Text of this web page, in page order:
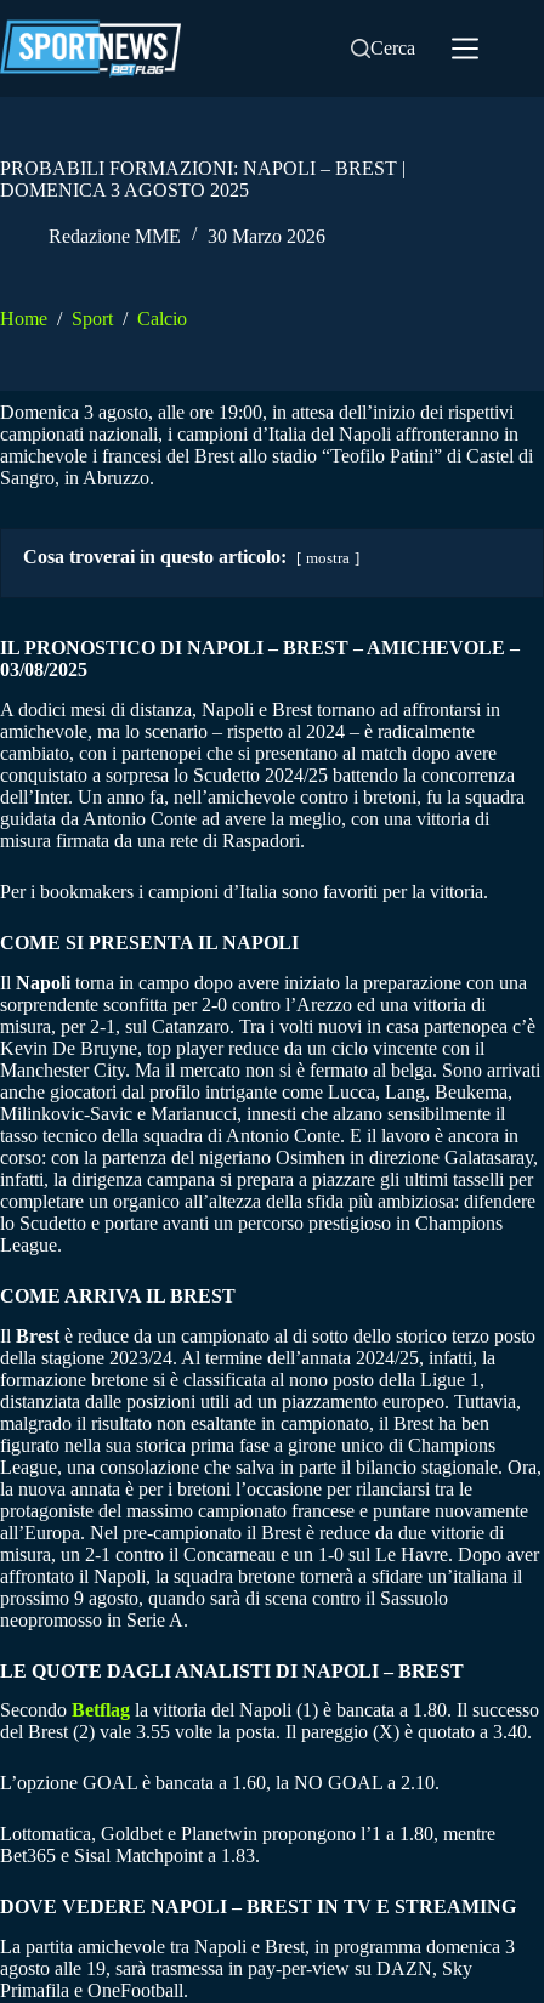
al
contenuto
Cerca
PROBABILI FORMAZIONI: NAPOLI – BREST |
DOMENICA 3 AGOSTO 2025
Redazione MME 30 Marzo 2026
Home / Sport / Calcio
Domenica 3 agosto, alle ore 19:00, in attesa dell’inizio dei rispettivi
campionati nazionali, i campioni d’Italia del Napoli affronteranno in
amichevole i francesi del Brest allo stadio “Teofilo Patini” di Castel di
Sangro, in Abruzzo.
Cosa troverai in questo articolo: mostra
IL PRONOSTICO DI NAPOLI – BREST– AMICHEVOLE –
03/08/2025
A dodici mesi di distanza, Napoli e Brest tornano ad affrontarsi in
amichevole, ma lo scenario – rispetto al 2024 – è radicalmente
cambiato, con i partenopei che si presentano al match dopo avere
conquistato a sorpresa lo Scudetto 2024/25 battendo la concorrenza
dell’Inter. Un anno fa, nell’amichevole contro i bretoni, fu la squadra
guidata da Antonio Conte ad avere la meglio, con una vittoria di
misura firmata da una rete di Raspadori.
Per i bookmakers i campioni d’Italia sono favoriti per la vittoria.
COME SI PRESENTA IL NAPOLI
Il Napoli torna in campo dopo avere iniziato la preparazione con una
sorprendente sconfitta per 2-0 contro l’Arezzo ed una vittoria di
misura, per 2-1, sul Catanzaro. Tra i volti nuovi in casa partenopea c’è
Kevin De Bruyne, top player reduce da un ciclo vincente con il
Manchester City. Ma il mercato non si è fermato al belga. Sono arrivati
anche giocatori dal profilo intrigante come Lucca, Lang, Beukema,
Milinkovic-Savic e Marianucci, innesti che alzano sensibilmente il
tasso tecnico della squadra di Antonio Conte. E il lavoro è ancora in
corso: con la partenza del nigeriano Osimhen in direzione Galatasaray,
infatti, la dirigenza campana si prepara a piazzare gli ultimi tasselli per
completare un organico all’altezza della sfida più ambiziosa: difendere
lo Scudetto e portare avanti un percorso prestigioso in Champions
League.
COME ARRIVA IL BREST
Il Brest è reduce da un campionato al di sotto dello storico terzo posto
della stagione 2023/24. Al termine dell’annata 2024/25, infatti, la
formazione bretone si è classificata al nono posto della Ligue 1,
distanziata dalle posizioni utili ad un piazzamento europeo. Tuttavia,
malgrado il risultato non esaltante in campionato, il Brest ha ben
figurato nella sua storica prima fase a girone unico di Champions
League, una consolazione che salva in parte il bilancio stagionale. Ora,
la nuova annata è per i bretoni l’occasione per rilanciarsi tra le
protagoniste del massimo campionato francese e puntare nuovamente
all’Europa. Nel pre-campionato il Brest è reduce da due vittorie di
misura, un 2-1 contro il Concarneau e un 1-0 sul Le Havre. Dopo aver
affrontato il Napoli, la squadra bretone tornerà a sfidare un’italiana il
prossimo 9 agosto, quando sarà di scena contro il Sassuolo
neopromosso in Serie A.
LE QUOTE DAGLI ANALISTI DI NAPOLI – BREST
Secondo Betflag la vittoria del Napoli (1) è bancata a 1.80. Il successo
del Brest (2) vale 3.55 volte la posta. Il pareggio (X) è quotato a 3.40.
L’opzione GOAL è bancata a 1.60, la NO GOAL a 2.10.
Lottomatica, Goldbet e Planetwin propongono l’1 a 1.80, mentre
Bet365 e Sisal Matchpoint a 1.83.
DOVE VEDERE NAPOLI – BREST IN TV E STREAMING
La partita amichevole tra Napoli e Brest, in programma domenica 3
agosto alle 19, sarà trasmessa in pay-per-view su DAZN, Sky
Primafila e OneFootball.